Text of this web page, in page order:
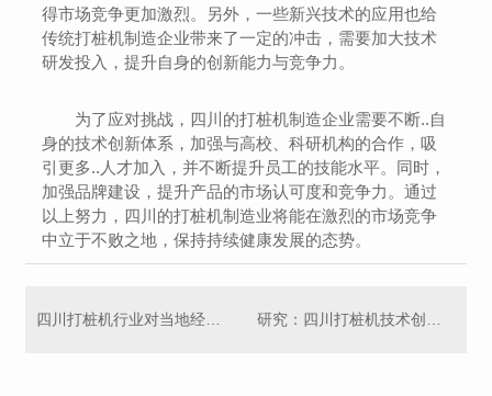
得市场竞争更加激烈。另外，一些新兴技术的应用也给
传统打桩机制造企业带来了一定的冲击，需要加大技术
研发投入，提升自身的创新能力与竞争力。
为了应对挑战，四川的打桩机制造企业需要不断..自
身的技术创新体系，加强与高校、科研机构的合作，吸
引更多..人才加入，并不断提升员工的技能水平。同时，
加强品牌建设，提升产品的市场认可度和竞争力。通过
以上努力，四川的打桩机制造业将能在激烈的市场竞争
中立于不败之地，保持持续健康发展的态势。